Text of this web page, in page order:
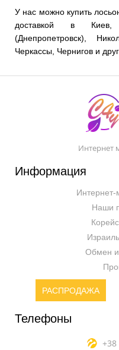
У нас можно купить
доставкой в
(Днепропетровск),
Черкассы, Чернигов и
Интернет
Информация
Интернет-
Наши
Обмен и
РАСПРОДАЖА
Телефоны
+38